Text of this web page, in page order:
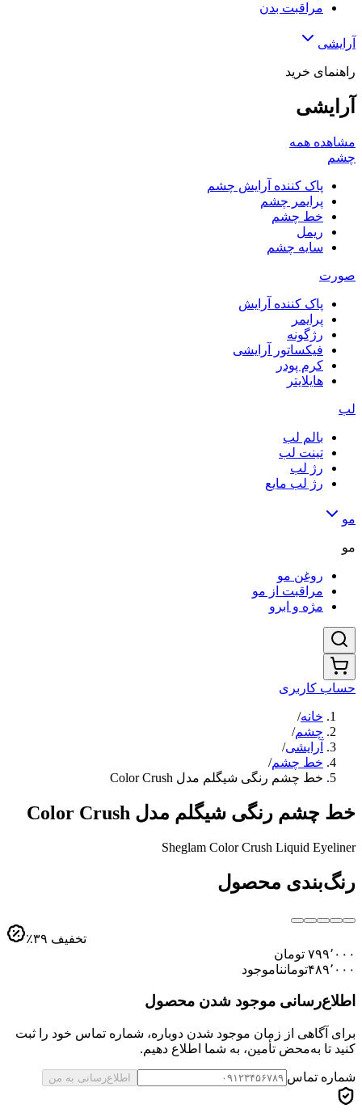
مراقبت بدن
آرایشی
راهنمای خرید
آرایشی
مشاهده همه
چشم
پاک کننده آرایش چشم
پرایمر چشم
خط چشم
ریمل
سایه چشم
صورت
پاک کننده آرایش
پرایمر
رژگونه
فیکساتور آرایشی
کرم پودر
هایلایتر
لب
بالم لب
تینت لب
رژ لب
رژ لب مایع
مو
مو
روغن مو
مراقبت از مو
مژه و ابرو
حساب کاربری
خانه/
چشم/
آرایشی/
خط چشم/
خط چشم رنگی شیگلم مدل Color Crush
خط چشم رنگی شیگلم مدل Color Crush
Sheglam Color Crush Liquid Eyeliner
رنگ‌بندی محصول
٪۳۹ تخفیف
۷۹۹٬۰۰۰ تومان
۴۸۹٬۰۰۰تومانناموجود
اطلاع‌رسانی موجود شدن محصول
برای آگاهی از زمان موجود شدن دوباره، شماره تماس خود را ثبت
کنید تا به‌محض تأمین، به شما اطلاع دهیم.
شماره تماس اطلاع‌رسانی به من